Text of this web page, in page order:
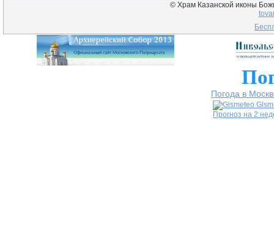
© Храм Казанской иконы
Погода в
Прогноз на 2